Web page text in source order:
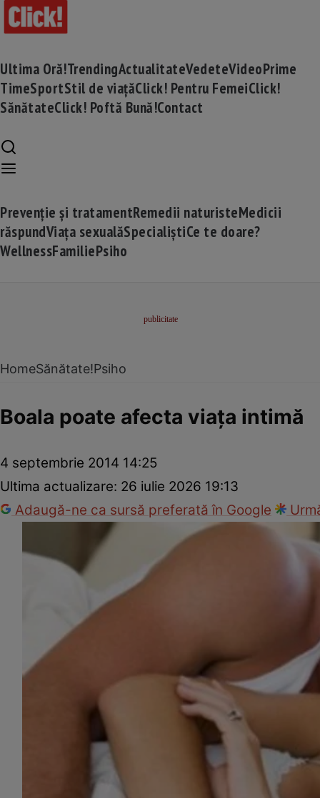
Ultima Oră!TrendingActualitateVedeteVideoPrime
TimeSportStil de viațăClick! Pentru FemeiClick!
SănătateClick! Poftă Bună!Contact
Prevenție și tratamentRemedii naturisteMedicii
răspundViața sexualăSpecialiștiCe te doare?
WellnessFamiliePsiho
HomeSănătate!Psiho
Boala poate afecta viaţa intimă
4 septembrie 2014 14:25
Ultima actualizare: 26 iulie 2026 19:13
Adaugă-ne ca sursă preferată în Google